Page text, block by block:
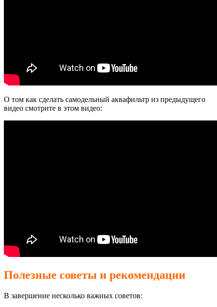
О том как сделать самодельный аквафильтр из предыдущего
видео смотрите в этом видео:
Полезные советы и рекомендации
В завершение несколько важных советов: